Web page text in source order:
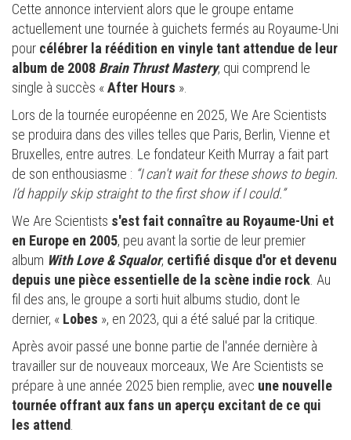
Cette annonce intervient alors que le groupe entame
actuellement une tournée à guichets fermés au Royaume-Uni
pour célébrer la réédition en vinyle tant attendue de leur
album de 2008 Brain Thrust Mastery, qui comprend le
single à succès «After Hours ».
Lors de la tournée européenne en 2025, We Are Scientists
se produira dans des villes telles que Paris, Berlin, Vienne et
Bruxelles, entre autres. Le fondateur Keith Murray a fait part
de son enthousiasme : “I can't wait for these shows to begin.
I’d happily skip straight to the first show if I could.”
We Are Scientists s'est fait connaître au Royaume-Uni et
en Europe en 2005, peu avant la sortie de leur premier
album With Love & Squalor, certifié disque d'or et devenu
depuis une pièce essentielle de la scène indie rock. Au
fil des ans, le groupe a sorti huit albums studio, dont le
dernier, « Lobes », en 2023, qui a été salué par la critique.
Après avoir passé une bonne partie de l'année dernière à
travailler sur de nouveaux morceaux, We Are Scientists se
prépare à une année 2025 bien remplie, avec une nouvelle
tournée offrant aux fans un aperçu excitant de ce qui
les attend.